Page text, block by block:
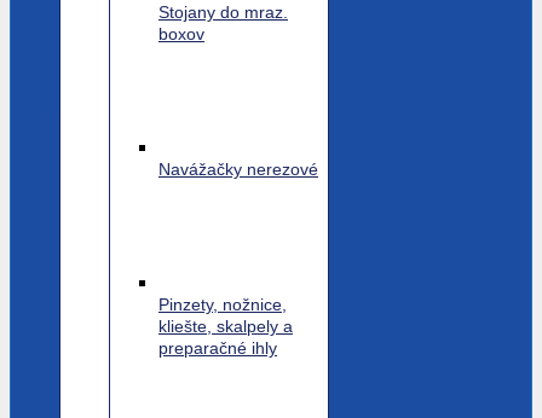
Stojany do mraz.
boxov
Navážačky nerezové
Pinzety, nožnice,
kliešte, skalpely a
preparačné ihly